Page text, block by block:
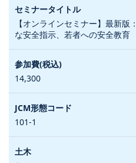
【オンラインセミナー】最新
な安全指示、若者への安全教育
14,300
101-1